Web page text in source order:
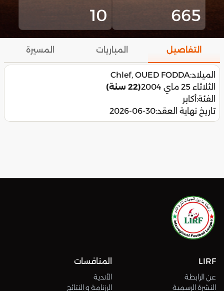
665
10
التفاصيل المباريات المسيرة
الميلاد:Chlef, OUED FODDA
الثلاثاء 25 ماي 2004
(22 سنة)
الفئة:أكابر
تاريخ نهاية العقد:2026-06-30
LIRF
عن الرابطة
النشرة الرسمية
المنافسات
الأندية
الرزنامة و النتائج